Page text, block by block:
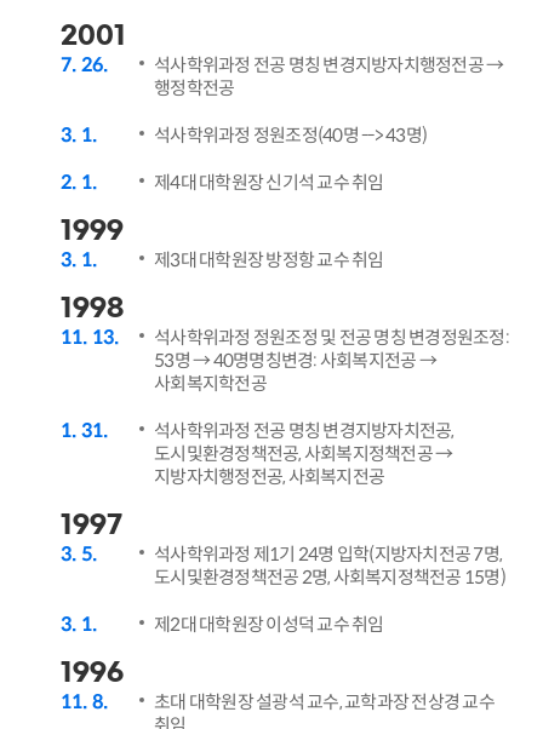
2001
7 26
석사학위과정 전공 명칭 변경지방자치행정전공 →
행정학전공
3 1 석사학위과정 정원조정(40명 --> 43명)
2 1 제4대 대학원장 신기석 교수 취임
1999
3 1 제3대 대학원장 방정항 교수 취임
1998
11 13
석사학위과정 정원조정 및 전공 명칭 변경정원조정:
53명 → 40명명칭변경: 사회복지전공 →
사회복지학전공
1 31
석사학위과정 전공 명칭 변경지방자치전공,
도시및환경정책전공, 사회복지정책전공 →
지방자치행정전공, 사회복지전공
1997
3 5
석사학위과정 제1기 24명 입학(지방자치전공 7명,
도시및환경정책전공 2명, 사회복지정책전공 15명)
3 1 제2대 대학원장 이성덕 교수 취임
1996
11 8
초대 대학원장 설광석 교수, 교학과장 전상경 교수